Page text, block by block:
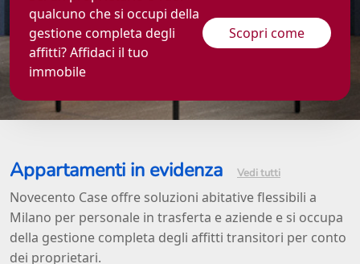
qualcuno che si occupi della
gestione completa degli
affitti? Affidaci il tuo
immobile
Scopri come
Appartamenti in evidenza Vedi tutti
Novecento Case offre soluzioni abitative flessibili a
Milano per personale in trasferta e aziende e si occupa
della gestione completa degli affitti transitori per conto
dei proprietari.